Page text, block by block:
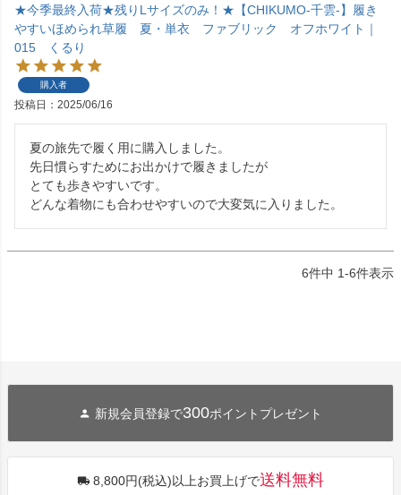
★今季最終入荷★残りLサイズのみ！★【CHIKUMO-千雲-】履き
やすいほめられ草履 夏・単衣 ファブリック オフホワイト｜
015 くるり
購入者
投稿日 2025/06/16
夏の旅先で履く用に購入しました。
先日慣らすためにお出かけで履きましたが
とても歩きやすいです。
どんな着物にも合わせやすいので大変気に入りました。
6件中 1-6件表示
新規会員登録で300ポイントプレゼント
8,800円(税込)以上お買上げで送料無料